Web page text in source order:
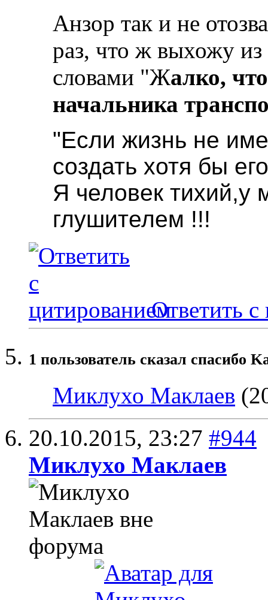
Анзор так и не
раз, что ж выхожу
словами "Жалко,
начальника
"Если жизнь не
создать хотя бы
Я человек тихий,у
глушителем !!!
Ответить с
1 пользователь сказал cпасибо
Миклухо Маклаев
20.10.2015, 23:27 #944
Миклухо Маклаев